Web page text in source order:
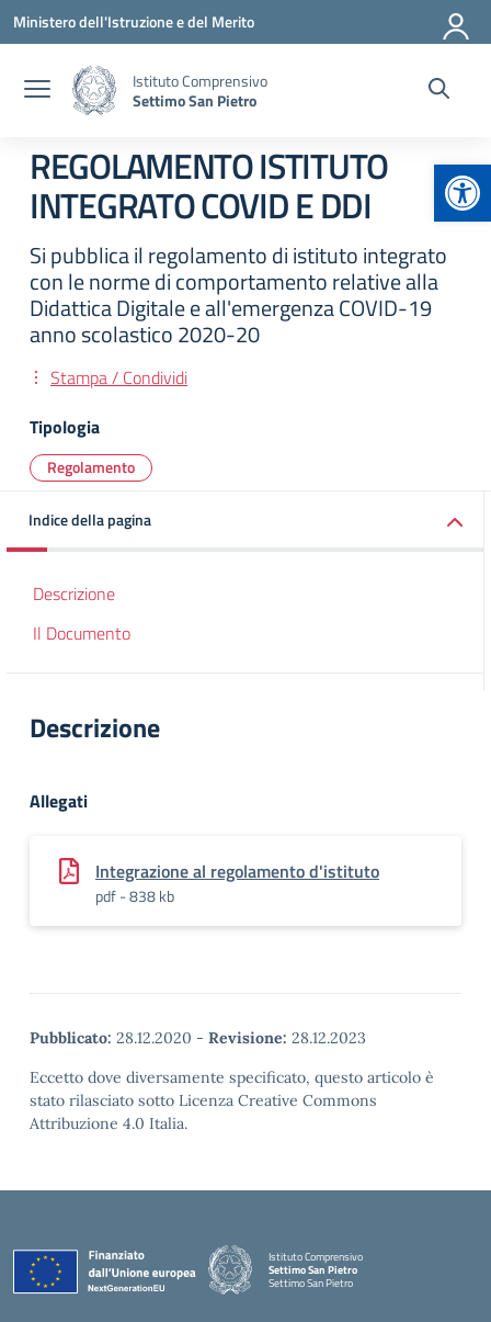
Vai ai contenuti
Vai al menu di navigazione
Vai al footer
Ministero dell'Istruzione e del Merito
Istituto Comprensivo
Settimo San Pietro
REGOLAMENTO ISTITUTO
INTEGRATO COVID E DDI
Si pubblica il regolamento di istituto integrato
con le norme di comportamento relative alla
Didattica Digitale e all'emergenza COVID-19
anno scolastico 2020-20
Stampa / Condividi
Tipologia
Regolamento
Indice della pagina
Descrizione
Il Documento
Descrizione
Allegati
Integrazione al regolamento d'istituto
pdf - 838 kb
Pubblicato: 28.12.2020 - Revisione: 28.12.2023
Eccetto dove diversamente specificato, questo articolo è
stato rilasciato sotto Licenza Creative Commons
Attribuzione 4.0 Italia.
Istituto Comprensivo
Settimo San Pietro
Settimo San Pietro